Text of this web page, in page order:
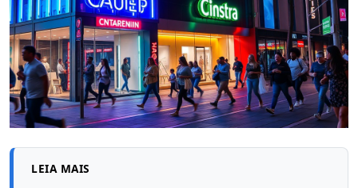
LEIA MAIS